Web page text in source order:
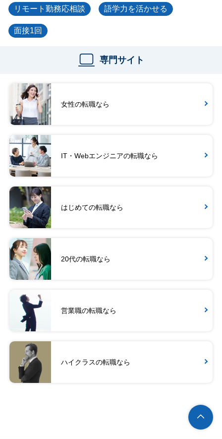
リモート勤務応相談 語学力を活かせる
面接1回
専門サイト
女性の転職なら
IT・Webエンジニアの転職なら
はじめての転職なら
20代の転職なら
営業職の転職なら
ハイクラスの転職なら